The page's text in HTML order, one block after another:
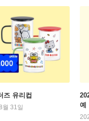
즈 유리컵
31일
예